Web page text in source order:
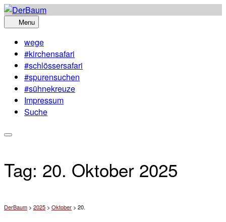
Skip
to
Menu
wege
#kirchensafari
#schlössersafari
#spurensuchen
#sühnekreuze
Impressum
Suche
Tag: 20. Oktober 2025
DerBaum > 2025 > Oktober > 20.